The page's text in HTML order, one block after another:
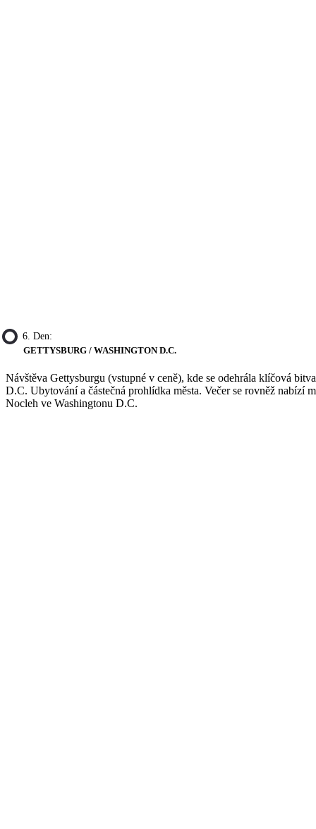
6. Den:
GETTYSBURG / WASHINGTON D.C.
Návštěva Gettysburgu (vstupné v ceně), kde se odehrála klíčová
D.C. Ubytování a částečná prohlídka města. Večer se rovněž nabízí
Nocleh ve Washingtonu D.C.